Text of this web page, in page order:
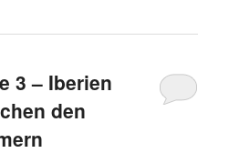
3 – Iberien
den